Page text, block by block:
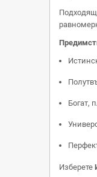
Богат,
Изберете